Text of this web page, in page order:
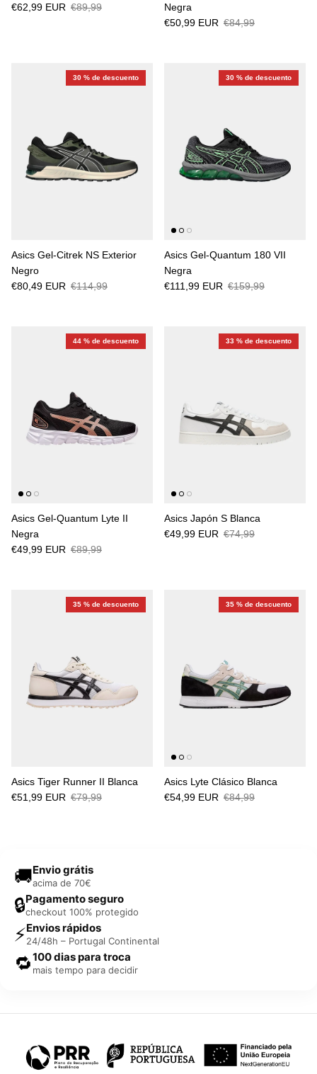
€62,99 EUR €89,99
Negra
€50,99 EUR €84,99
30 % de descuento
Asics Gel-Citrek NS Exterior
Negro
€80,49 EUR €114,99
30 % de descuento
Asics Gel-Quantum 180 VII
Negra
€111,99 EUR €159,99
44 % de descuento
Asics Gel-Quantum Lyte II
Negra
€49,99 EUR €89,99
33 % de descuento
Asics Japón S Blanca
€49,99 EUR €74,99
35 % de descuento
Asics Tiger Runner II Blanca
€51,99 EUR €79,99
35 % de descuento
Asics Lyte Clásico Blanca
€54,99 EUR €84,99
🚚Envio grátis
acima de 70€
🔒Pagamento seguro
checkout 100% protegido
⚡Envios rápidos
24/48h – Portugal Continental
🔁100 dias para troca
mais tempo para decidir